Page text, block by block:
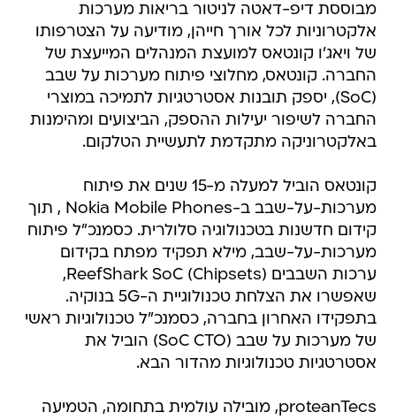
מבוססת דיפ-דאטה לניטור בריאות מערכות
אלקטרוניות לכל אורך חייהן, מודיעה על הצטרפותו
של ויאג'ו קונטאס למועצת המנהלים המייעצת של
החברה. קונטאס, מחלוצי פיתוח מערכות על שבב
(SoC), יספק תובנות אסטרטגיות לתמיכה במוצרי
החברה לשיפור יעילות ההספק, הביצועים ומהימנות
באלקטרוניקה מתקדמת לתעשיית הטלקום.
קונטאס הוביל למעלה מ-15 שנים את פיתוח
מערכות-על-שבב ב-Nokia Mobile Phones , תוך
קידום חדשנות בטכנולוגיה סלולרית. כסמנכ"ל פיתוח
מערכות-על-שבב, מילא תפקיד מפתח בקידום
ערכות השבבים (Chipsets) ReefShark SoC,
שאפשרו את הצלחת טכנולוגיית ה-5G בנוקיה.
בתפקידו האחרון בחברה, כסמנכ"ל טכנולוגיות ראשי
של מערכות על שבב (SoC CTO) הוביל את
אסטרטגיות טכנולוגיות מהדור הבא.
proteanTecs, מובילה עולמית בתחומה, הטמיעה